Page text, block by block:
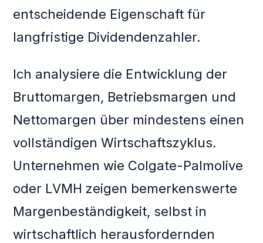
entscheidende Eigenschaft für
langfristige Dividendenzahler.
Ich analysiere die Entwicklung der
Bruttomargen, Betriebsmargen und
Nettomargen über mindestens einen
vollständigen Wirtschaftszyklus.
Unternehmen wie Colgate-Palmolive
oder LVMH zeigen bemerkenswerte
Margenbeständigkeit, selbst in
wirtschaftlich herausfordernden